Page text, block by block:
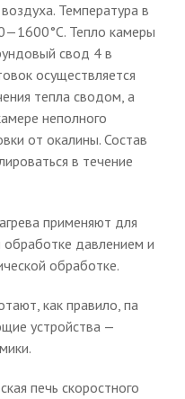
Температура в
Тепло камеры
свод 4 в
осуществляется
тепла сводом, а
неполного
от окалины. Состав
в течение
применяют для
обработке давлением и
обработке.
как правило, па
устройства —
печь скоростного